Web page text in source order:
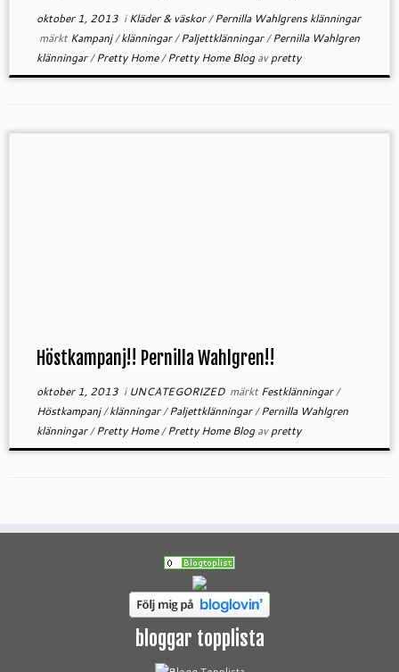
oktober 1, 2013iKläder & väskor/Pernilla Wahlgrens klänningar
märktKampanj/klänningar/Paljettklänningar/Pernilla Wahlgren
klänningar/Pretty Home/Pretty Home Blogavpretty
Höstkampanj!! Pernilla Wahlgren!!
oktober 1, 2013i UNCATEGORIZED märktFestklänningar/
Höstkampanj/klänningar/Paljettklänningar/Pernilla Wahlgren
klänningar/Pretty Home/Pretty Home Blogavpretty
bloggar topplista